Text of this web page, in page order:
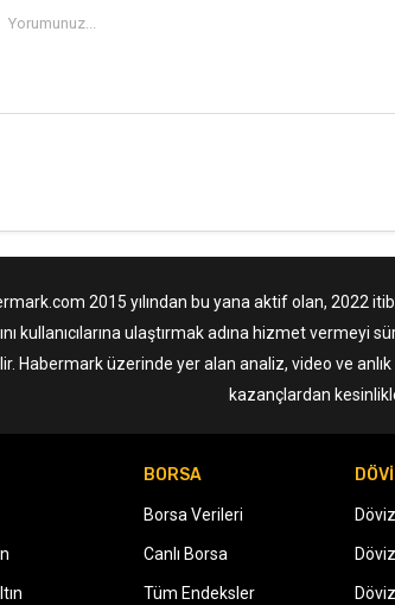
2015 yılından bu yana aktif olan, 2022
kullanıcılarına ulaştırmak adına hizmet
Habermark üzerinde yer alan analiz, video ve
kazançlardan
BORSA
Borsa Verileri
Canlı Borsa
Tüm Endeksler